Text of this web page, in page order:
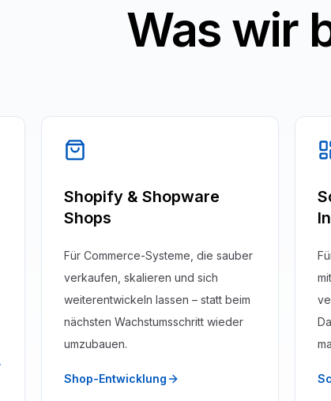
Was wir
Shopify & Shopware
Shops
Für Commerce-Systeme, die sauber
verkaufen, skalieren und sich
weiterentwickeln lassen – statt beim
nächsten Wachstumsschritt wieder
umzubauen.
Shop-Entwicklung